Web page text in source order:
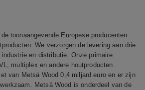
toonaangevende Europese producenten
We verzorgen de levering aan drie
en distributie. Onze primaire
multiplex en andere houtproducten.
van Metsä Wood 0,4 miljard euro en er zijn
Metsä Wood is onderdeel van de